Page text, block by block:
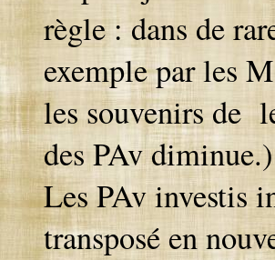
règle : dans de
exemple par les
les souvenirs de
des PAv diminue.)
Les PAv investis
transposé en